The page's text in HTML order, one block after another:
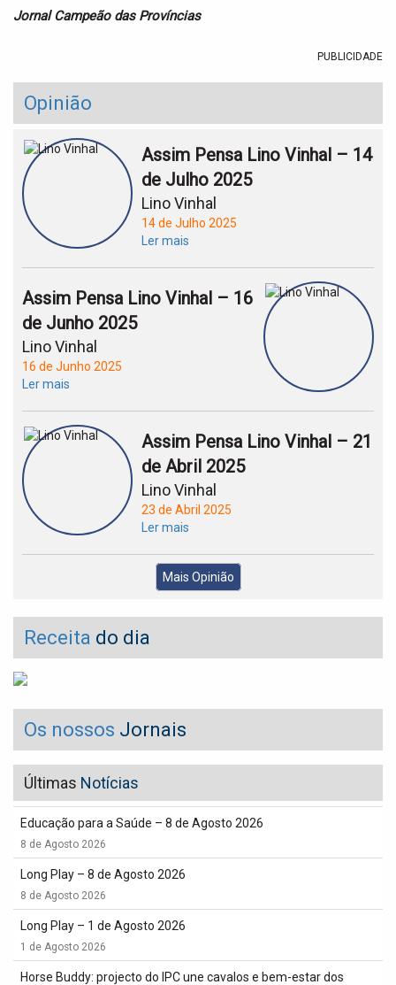
Jornal Campeão das Províncias
PUBLICIDADE
Opinião
Assim Pensa Lino Vinhal – 14
de Julho 2025
Lino Vinhal
14 de Julho 2025
Ler mais
Assim Pensa Lino Vinhal – 16
de Junho 2025
Lino Vinhal
16 de Junho 2025
Ler mais
Assim Pensa Lino Vinhal – 21
de Abril 2025
Lino Vinhal
23 de Abril 2025
Ler mais
Mais Opinião
Receita do dia
Os nossos Jornais
Últimas Notícias
Educação para a Saúde – 8 de Agosto 2026
8 de Agosto 2026
Long Play – 8 de Agosto 2026
8 de Agosto 2026
Long Play – 1 de Agosto 2026
1 de Agosto 2026
Horse Buddy: projecto do IPC une cavalos e bem-estar dos